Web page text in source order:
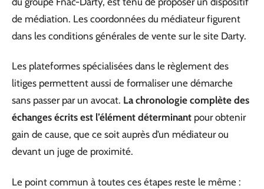
de médiation. Les coordonnées du médiateur figurent
dans les conditions générales de vente sur le site Darty.
Les plateformes spécialisées dans le règlement des
litiges permettent aussi de formaliser une démarche
sans passer par un avocat. La chronologie complète des
échanges écrits est l’élément déterminant pour obtenir
gain de cause, que ce soit auprès d’un médiateur ou
devant un juge de proximité.
Le point commun à toutes ces étapes reste le même :